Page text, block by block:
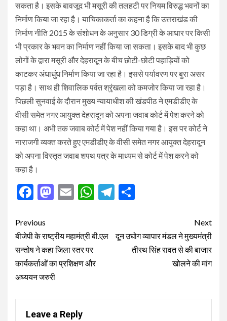
सकता है। इसके बावजूद भी मसूरी की तलहटी पर नियम विरुद्ध भवनों का
निर्माण किया जा रहा है। याचिकाकर्ता का कहना है कि उत्तराखंड की
निर्माण नीति 2015 के संशोधन के अनुसार 30 डिग्री के आधार पर किसी
भी प्रकार के भवन का निर्माण नहीं किया जा सकता। इसके बाद भी कुछ
लोगों के द्वारा मसूरी और देहरादून के बीच छोटी-छोटी पहाड़ियों को
काटकर अंधाधुंध निर्माण किया जा रहा है। इससे पर्यावरण पर बुरा असर
पड़ा है। साथ ही शिवालिक पर्वत श्रृंखला को कमजोर किया जा रहा है।
पिछली सुनवाई के दौरान मुख्य न्यायाधीश की खंडपीठ ने एमडीडीए के
वीसी समेत नगर आयुक्त देहरादून को अपना जवाब कोर्ट में पेश करने को
कहा था। अभी तक जवाब कोर्ट में पेश नहीं किया गया है। इस पर कोर्ट ने
नाराजगी व्यक्त करते हुए एमडीडीए के वीसी समेत नगर आयुक्त देहरादून
को अपना विस्तृत जवाब शपथ पत्र के माध्यम से कोर्ट में पेश करने को
कहा है।
Facebook
Mastodon
EmailWhatsApp
Telegram
Post
navigation
Previous
बीजेपी के राष्ट्रीय महामंत्री बी.एल
सन्तोष ने कहा जिला स्तर पर
कार्यकर्ताओं का प्रशिक्षण और
अध्ययन जरुरी
Next
दून उघोग व्यापार मंडल ने मुख्यमंत्री
तीरथ सिंह रावत से की बाजार
खोलने की मांग
Leave a Reply